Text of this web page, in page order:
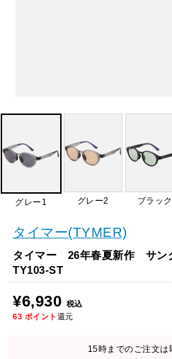
グレー1 グレー2 ブラック
タイマー(TYMER)
タイマー 26年春夏新作 サン
TY103-ST
¥6,930 税込
63 ポイント 還元
15時までのご注文は